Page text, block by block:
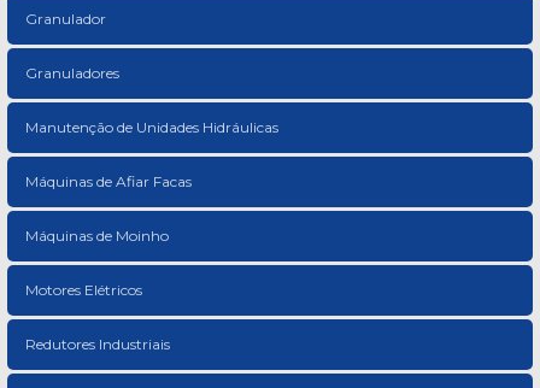
Granulador
Granuladores
Manutenção de Unidades Hidráulicas
Máquinas de Afiar Facas
Máquinas de Moinho
Motores Elétricos
Redutores Industriais